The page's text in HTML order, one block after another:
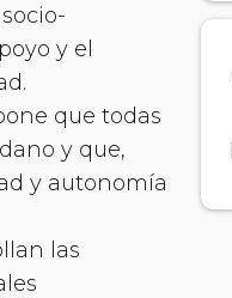
y el
que todas
y que,
y autonomía
las